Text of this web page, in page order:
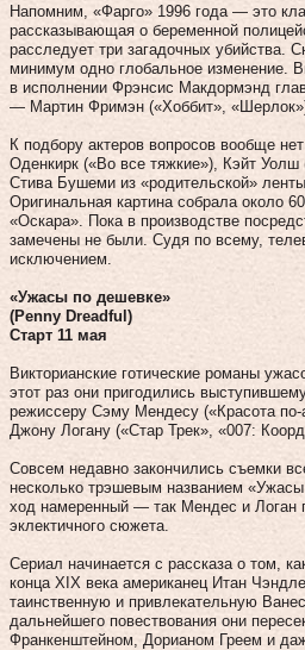
Напомним, «Фарго» 1996 года — это
рассказывающая о беременной
расследует три загадочных убийства.
минимум одно глобальное изменение.
в исполнении Фрэнсис Макдормэнд
— Мартин Фримэн («Хоббит»,
К подбору актеров вопросов вообще
Оденкирк («Во все тяжкие»), Кэйт Уолш
Стива Бушеми из «родительской»
Оригинальная картина собрала около
«Оскара». Пока в производстве
замечены не были. Судя по всему,
исключением.
«Ужасы по дешевке»
(Penny Dreadful)
Старт 11 мая
Викторианские готические романы
этот раз они пригодились
режиссеру Сэму Мендесу («Красота
Джону Логану («Стар Трек», «007:
Совсем недавно закончились съемки
несколько трэшевым названием
ход намеренный — так Мендес и Логан
эклектичного сюжета.
Сериал начинается с рассказа о том,
конца XIX века американец Итан
таинственную и привлекательную
дальнейшего повествования они
Франкенштейном, Дорианом Греем и